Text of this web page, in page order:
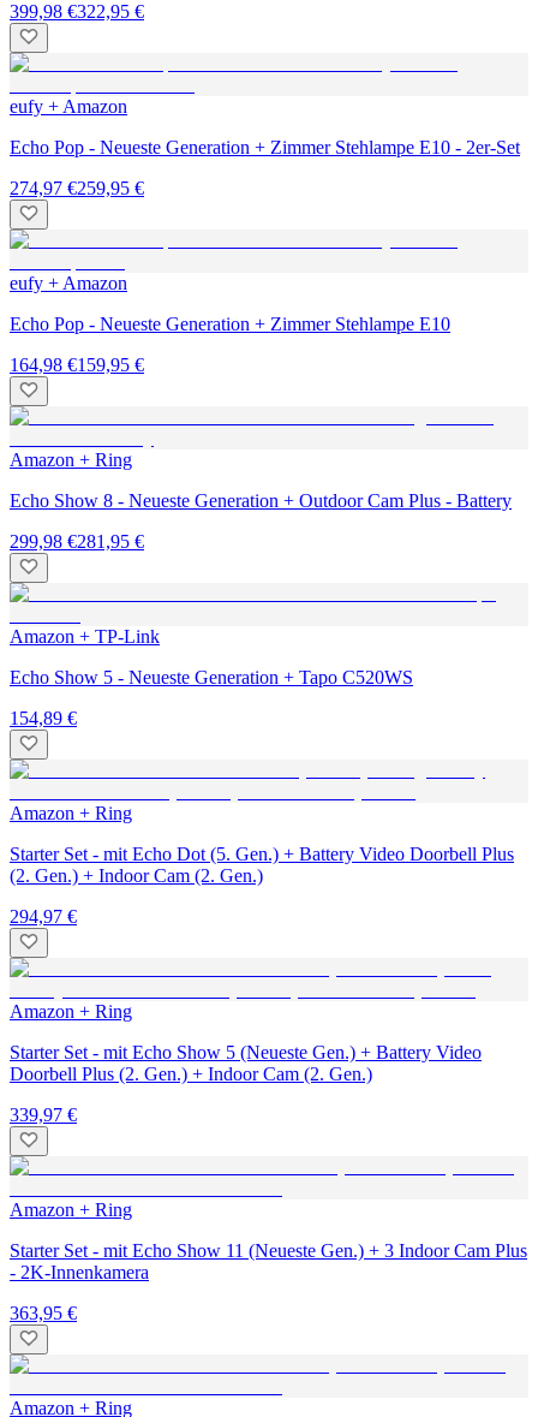
399,98 €322,95 €
eufy + Amazon
Echo Pop - Neueste Generation + Zimmer Stehlampe E10 - 2er-Set
274,97 €259,95 €
eufy + Amazon
Echo Pop - Neueste Generation + Zimmer Stehlampe E10
164,98 €159,95 €
Amazon + Ring
Echo Show 8 - Neueste Generation + Outdoor Cam Plus - Battery
299,98 €281,95 €
Amazon + TP-Link
Echo Show 5 - Neueste Generation + Tapo C520WS
154,89 €
Amazon + Ring
Starter Set - mit Echo Dot (5. Gen.) + Battery Video Doorbell Plus
(2. Gen.) + Indoor Cam (2. Gen.)
294,97 €
Amazon + Ring
Starter Set - mit Echo Show 5 (Neueste Gen.) + Battery Video
Doorbell Plus (2. Gen.) + Indoor Cam (2. Gen.)
339,97 €
Amazon + Ring
Starter Set - mit Echo Show 11 (Neueste Gen.) + 3 Indoor Cam Plus
- 2K-Innenkamera
363,95 €
Amazon + Ring